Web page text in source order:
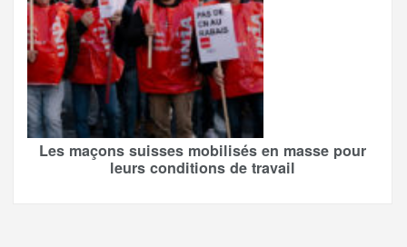
Les maçons suisses mobilisés en masse pour
leurs conditions de travail